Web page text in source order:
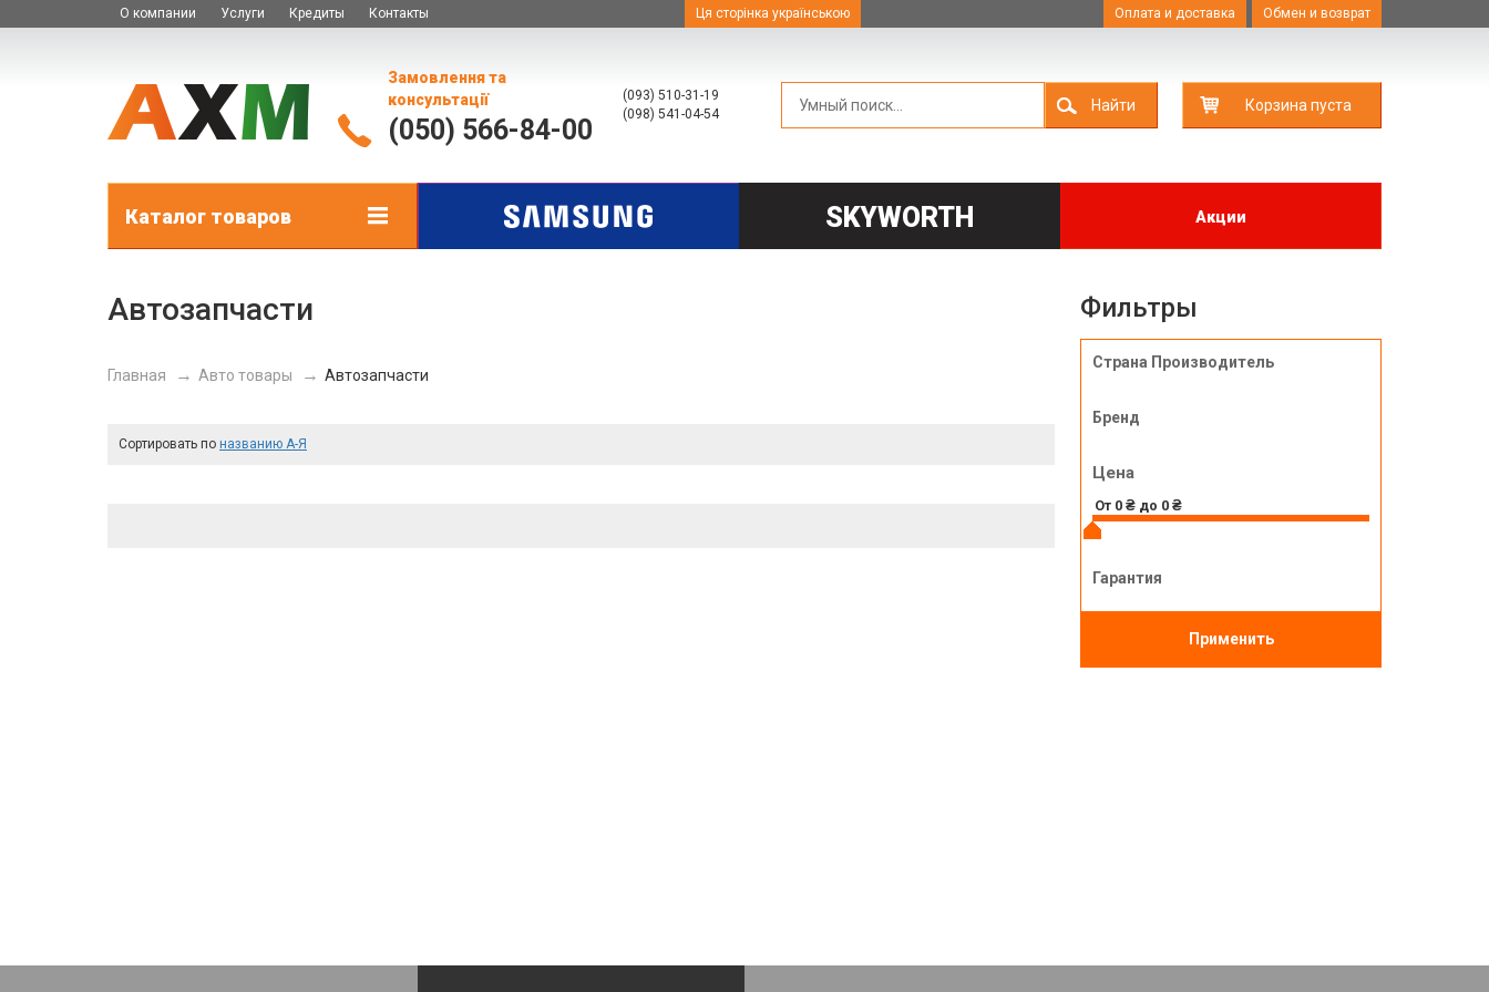
О компании Услуги Кредиты Контакты Ця сторінка українською Оплата и доставка Обмен и возврат
Замовлення та
консультації
(050) 566-84-00
(093) 510-31-19
(098) 541-04-54
Найти Корзина пуста
SKYWORTH Акции
Каталог товаров
Автозапчасти
Главная Авто товары Автозапчасти
Сортировать по названию А-Я
Фильтры
Страна Производитель
Бренд
Цена
Гарантия
Применить